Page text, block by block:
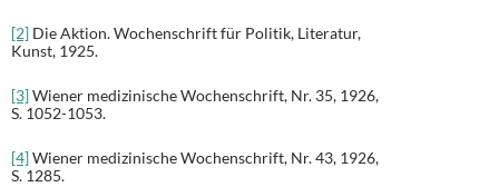
[2] Die Aktion. Wochenschrift für Politik, Literatur,
Kunst, 1925.
[3]Wiener medizinische Wochenschrift, Nr. 35, 1926,
S. 1052-1053.
[4]Wiener medizinische Wochenschrift, Nr. 43, 1926,
S. 1285.